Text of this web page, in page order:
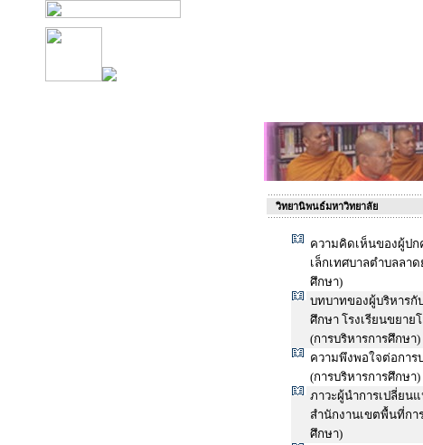
วิทยานิพนธ์มหาวิทยาลัย
ความคิดเห็นของผู้ปก
เล็กเทศบาลตำบลลา
ศึกษา)
บทบาทของผู้บริหารกั
ศึกษา โรงเรียนขยาย
(การบริหารการศึกษา)
ความพึงพอใจต่อการ
(การบริหารการศึกษา)
ภาวะผู้นำการเปลี่ยน
สำนักงานเขตพื้นที่กา
ศึกษา)